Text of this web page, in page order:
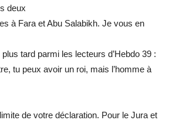
deux
à Fara et Abu Salabikh. Je vous en
tard parmi les lecteurs d’Hebdo 39 :
tu peux avoir un roi, mais l’homme à
de votre déclaration. Pour le Jura et